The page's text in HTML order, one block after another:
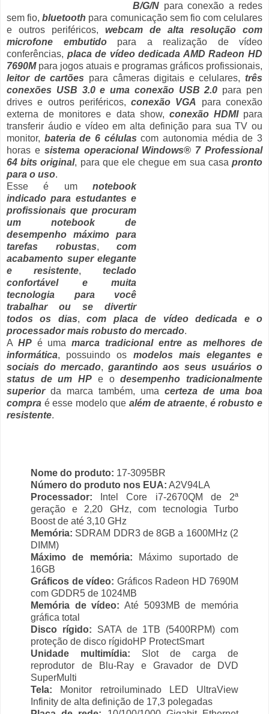
B/G/N para conexão a redes
sem fio,bluetooth para comunicação sem fio com celulares
e outros periféricos, webcam de alta resolução com
microfone embutidopara a realização de vídeo
conferências, placa de vídeo dedicada AMD Radeon HD
7690Mpara jogos atuais e programas gráficos profissionais,
leitor de cartões para câmeras digitais e celulares, três
conexões USB 3.0 e uma conexão USB 2.0 para pen
drives e outros periféricos,conexão VGA para conexão
externa de monitores e data show, conexão HDMIpara
transferir áudio e vídeo em alta definição para sua TV ou
monitor, bateria de 6 células com autonomia média de 3
horas e sistema operacional Windows® 7 Professional
64 bits original, para que ele chegue em sua casapronto
para o uso.
Esse é um notebook
indicado para estudantes e
profissionais que procuram
um notebook de
desempenho máximo para
tarefas robustas, com
acabamento super elegante
e resistente, teclado
confortável e muita
tecnologia para você
trabalhar ou se divertir
todos os dias,com placa de vídeo dedicada e o
processador mais robusto do mercado.
A HPé umamarca tradicional entre as melhores de
informática, possuindo os modelos mais elegantes e
sociais do mercado, garantindo aos seus usuários o
status de um HP e odesempenho tradicionalmente
superiorda marca também, uma certeza de uma boa
compra é esse modelo que além de atraente, é robusto e
resistente.
Nome do produto: 17-3095BR
Número do produto nos EUA: A2V94LA
Processador: Intel Core i7-2670QM de 2ª
geração e 2,20 GHz, com tecnologia Turbo
Boost de até 3,10 GHz
Memória: SDRAM DDR3 de 8GB a 1600MHz (2
DIMM)
Máximo de memória: Máximo suportado de
16GB
Gráficos de vídeo: Gráficos Radeon HD 7690M
com GDDR5 de 1024MB
Memória de vídeo: Até 5093MB de memória
gráfica total
Disco rígido: SATA de 1TB (5400RPM) com
proteção de disco rígidoHP ProtectSmart
Unidade multimídia: Slot de carga de
reprodutor de Blu-Ray e Gravador de DVD
SuperMulti
Tela: Monitor retroiluminado LED UltraView
Infinity de alta definição de 17,3 polegadas